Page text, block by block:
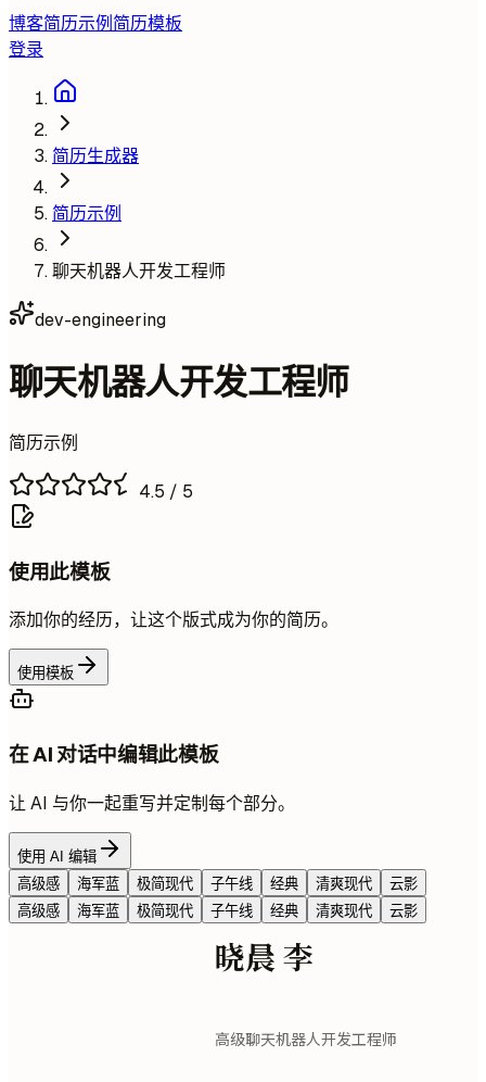
博客简历示例 简历模板
登录
简历生成器
简历示例
聊天机器人开发工程师
dev-engineering
聊天机器人开发工程师
简历示例
4.5 / 5
使用此模板
添加你的经历，让这个版式成为你的简历。
使用模板
在 AI 对话中编辑此模板
让 AI 与你一起重写并定制每个部分。
使用 AI 编辑
高级感
海军蓝 极简现代 子午线 经典 清爽现代
云影
高级感
海军蓝 极简现代 子午线 经典 清爽现代 云影
晓晨 李
高级聊天机器人开发工程师